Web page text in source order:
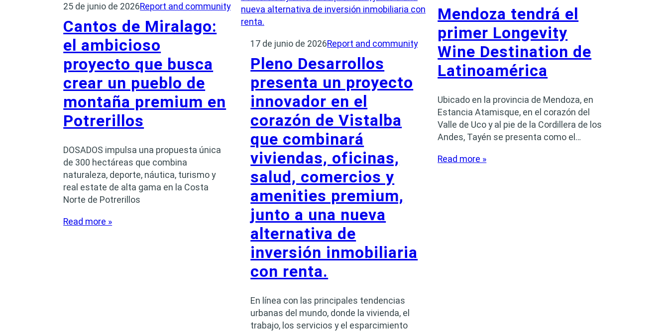
25 de junio de 2026Report and community
Cantos de Miralago:
el ambicioso
proyecto que busca
crear un pueblo de
montaña premium en
Potrerillos
DOSADOS impulsa una propuesta única
de 300 hectáreas que combina
naturaleza, deporte, náutica, turismo y
real estate de alta gama en la Costa
Norte de Potrerillos
Read more »
17 de junio de 2026Report and community
Pleno Desarrollos
presenta un proyecto
innovador en el
corazón de Vistalba
que combinará
viviendas, oficinas,
salud, comercios y
amenities premium,
junto a una nueva
alternativa de
inversión inmobiliaria
con renta.
En línea con las principales tendencias
urbanas del mundo, donde la vivienda, el
trabajo, los servicios y el esparcimiento
Mendoza tendrá el
primer Longevity
Wine Destination de
Latinoamérica
Ubicado en la provincia de Mendoza, en
Estancia Atamisque, en el corazón del
Valle de Uco y al pie de la Cordillera de los
Andes, Tayén se presenta como el…
Read more »